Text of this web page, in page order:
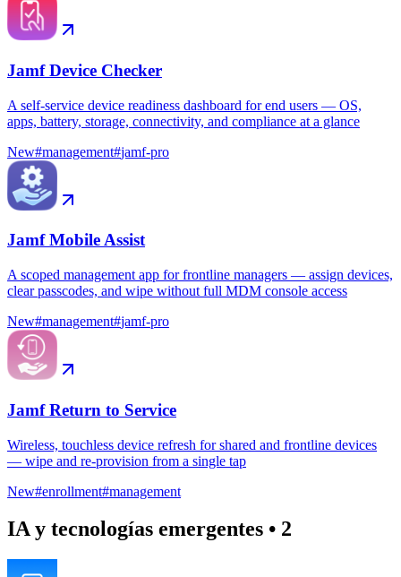
Jamf Device Checker
A self-service device readiness dashboard for end users — OS,
apps, battery, storage, connectivity, and compliance at a glance
New#management#jamf-pro
Jamf Mobile Assist
A scoped management app for frontline managers — assign devices,
clear passcodes, and wipe without full MDM console access
New#management#jamf-pro
Jamf Return to Service
Wireless, touchless device refresh for shared and frontline devices
— wipe and re-provision from a single tap
New#enrollment#management
IA y tecnologías emergentes • 2